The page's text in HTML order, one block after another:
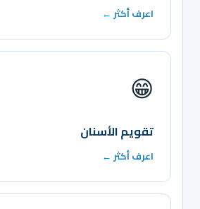
اعرف أكثر ←
😁
تقويم الأسنان
اعرف أكثر ←